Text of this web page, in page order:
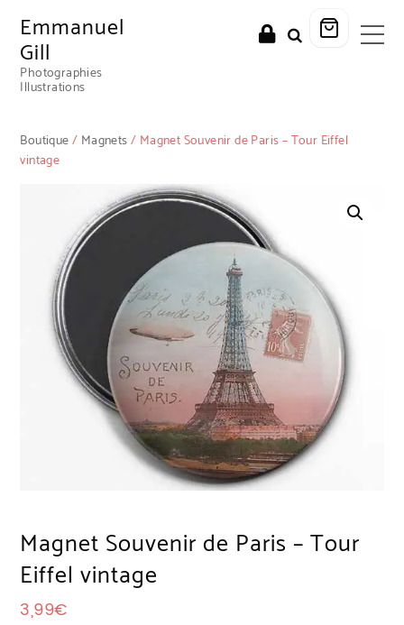
Emmanuel
Gill
Photographies
Illustrations
Boutique/ Magnets/ Magnet Souvenir de Paris – Tour Eiffel
vintage
Magnet Souvenir de Paris – Tour
Eiffel vintage
3,99€